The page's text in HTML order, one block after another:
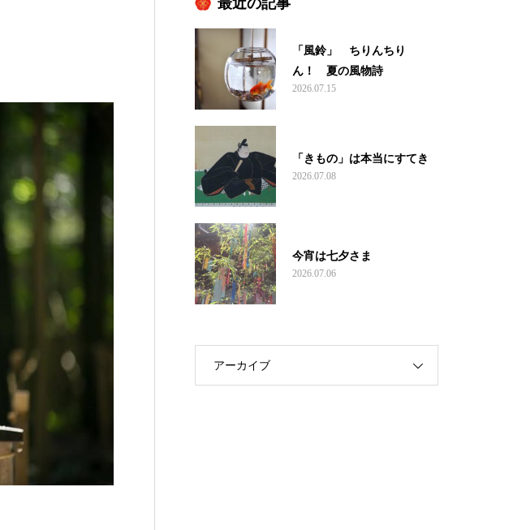
「風鈴」 ちりんちり
ん！ 夏の風物詩
2026.07.15
「きもの」は本当にすてき
2026.07.08
今宵は七夕さま
2026.07.06
アーカイブ